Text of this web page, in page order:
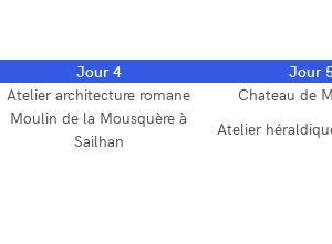
Jour 4
Jour
Atelier architecture romane
Chateau de
Moulin de la Mousquère à
Sailhan
Atelier